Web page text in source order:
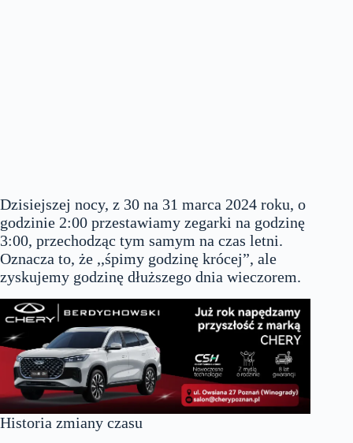
Dzisiejszej nocy, z 30 na 31 marca 2024 roku, o
godzinie 2:00 przestawiamy zegarki na godzinę
3:00, przechodząc tym samym na czas letni.
Oznacza to, że ,,śpimy godzinę krócej”, ale
zyskujemy godzinę dłuższego dnia wieczorem.
Historia zmiany czasu